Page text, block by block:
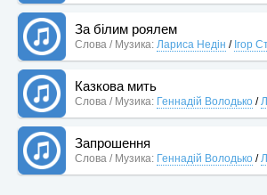
За білим роялем
Слова / Музика: Лариса Недін / Ігор
Казкова мить
Слова / Музика: Геннадій Володько /
Запрошення
Слова / Музика: Геннадій Володько /